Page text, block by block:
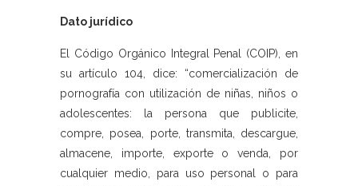
Dato jurídico
El Código Orgánico Integral Penal (COIP), en
su artículo 104, dice: “comercialización de
pornografía con utilización de niñas, niños o
adolescentes: la persona que publicite,
compre, posea, porte, transmita, descargue,
almacene, importe, exporte o venda, por
cualquier medio, para uso personal o para